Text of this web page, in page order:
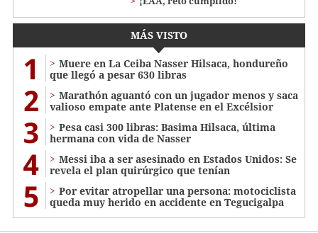
MÁS VISTO
1
Muere en La Ceiba Nasser Hilsaca, hondureño
que llegó a pesar 630 libras
2
Marathón aguantó con un jugador menos y saca
valioso empate ante Platense en el Excélsior
3
Pesa casi 300 libras: Basima Hilsaca, última
hermana con vida de Nasser
4
Messi iba a ser asesinado en Estados Unidos: Se
revela el plan quirúrgico que tenían
5
Por evitar atropellar una persona: motociclista
queda muy herido en accidente en Tegucigalpa